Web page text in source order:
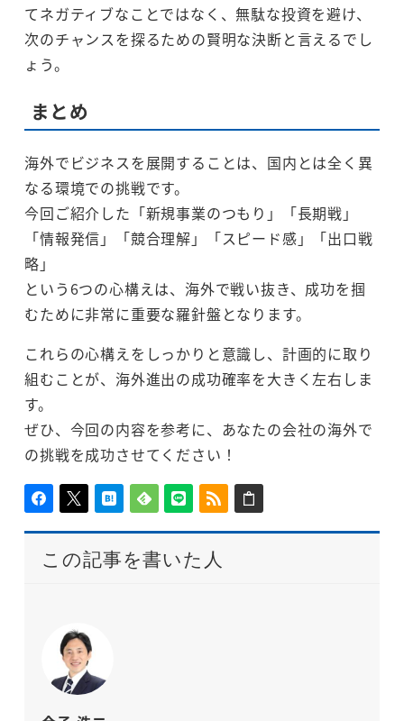
てネガティブなことではなく、無駄な投資を避け、
次のチャンスを探るための賢明な決断と言えるでし
ょう。
まとめ
海外でビジネスを展開することは、国内とは全く異
なる環境での挑戦です。
今回ご紹介した「新規事業のつもり」「長期戦」
「情報発信」「競合理解」「スピード感」「出口戦
略」
という6つの心構えは、海外で戦い抜き、成功を掴
むために非常に重要な羅針盤となります。
これらの心構えをしっかりと意識し、計画的に取り
組むことが、海外進出の成功確率を大きく左右しま
す。
ぜひ、今回の内容を参考に、あなたの会社の海外で
の挑戦を成功させてください！
この記事を書いた人